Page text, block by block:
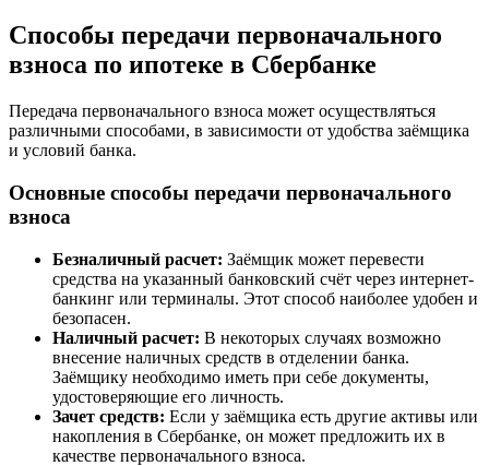
Способы передачи первоначального
взноса по ипотеке в Сбербанке
Передача первоначального взноса может осуществляться
различными способами, в зависимости от удобства заёмщика
и условий банка.
Основные способы передачи первоначального
взноса
Безналичный расчет: Заёмщик может перевести
средства на указанный банковский счёт через интернет-
банкинг или терминалы. Этот способ наиболее удобен и
безопасен.
Наличный расчет: В некоторых случаях возможно
внесение наличных средств в отделении банка.
Заёмщику необходимо иметь при себе документы,
удостоверяющие его личность.
Зачет средств: Если у заёмщика есть другие активы или
накопления в Сбербанке, он может предложить их в
качестве первоначального взноса.